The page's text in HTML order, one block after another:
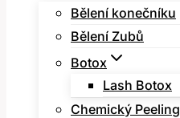
Bělení konečníku
Bělení Zubů
Botox
Lash Botox
Chemický Peeling